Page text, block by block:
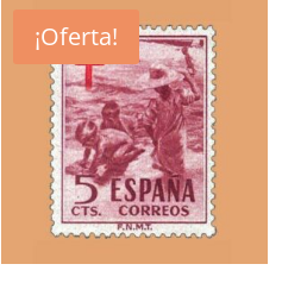
¡Oferta!